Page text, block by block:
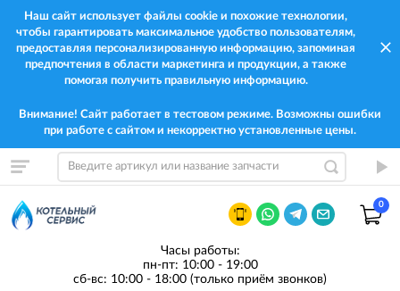
Наш сайт использует файлы cookie и похожие технологии,
чтобы гарантировать максимальное удобство пользователям,
предоставляя персонализированную информацию, запоминая
предпочтения в области маркетинга и продукции, а также
помогая получить правильную информацию.
Внимание! Сайт работает в тестовом режиме. Возможны ошибки
при работе с сайтом и некорректно установленные цены.
0
Часы работы:
пн-пт: 10:00 - 19:00
сб-вс: 10:00 - 18:00 (только приём звонков)